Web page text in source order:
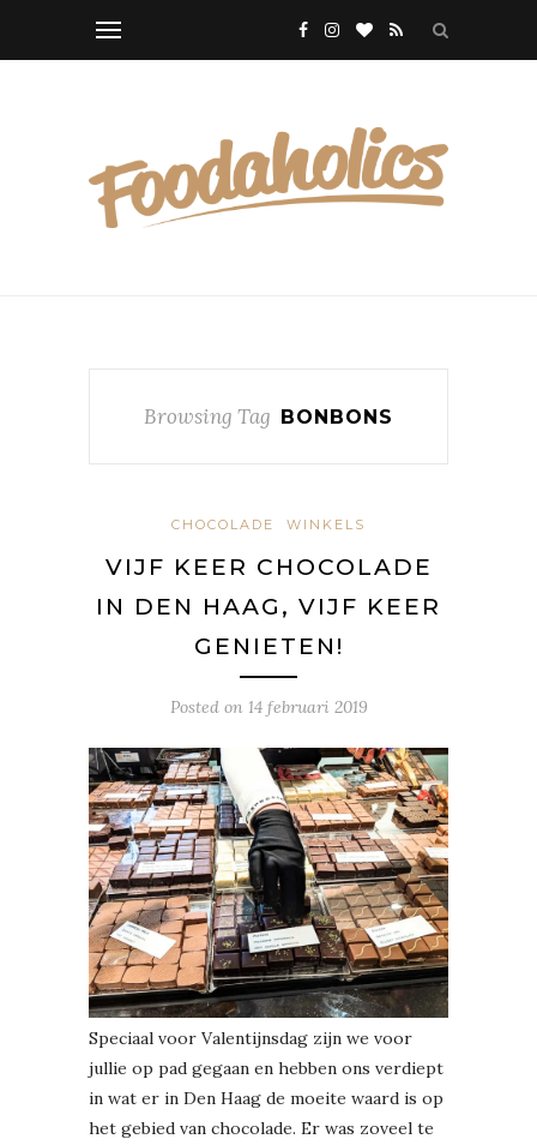
Browsing Tag BONBONS
CHOCOLADE WINKELS
VIJF KEER CHOCOLADE
IN DEN HAAG, VIJF KEER
GENIETEN!
Posted on 14 februari 2019
Speciaal voor Valentijnsdag zijn we voor
jullie op pad gegaan en hebben ons verdiept
in wat er in Den Haag de moeite waard is op
het gebied van chocolade. Er was zoveel te